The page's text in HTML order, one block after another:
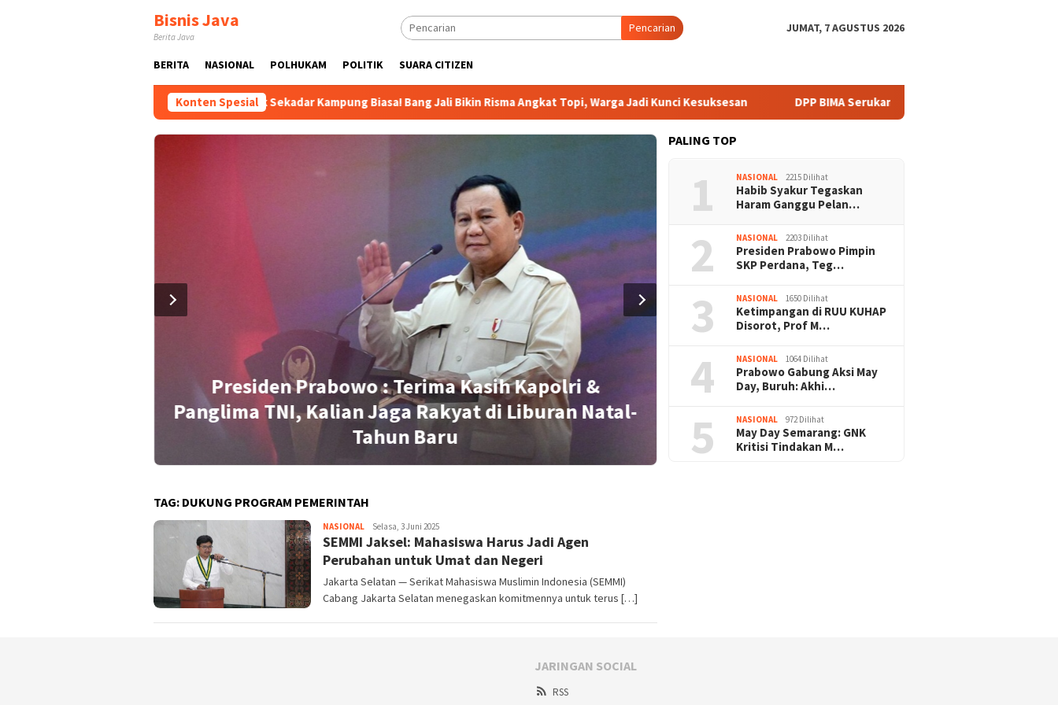
Bisnis Java
Berita Java
Pencarian JUMAT, 7 AGUSTUS 2026
BERITA NASIONAL POLHUKAM POLITIK SUARA CITIZEN
Konten SpesialTak Sekadar Kampung Biasa! Bang Jali Bikin Risma Angkat Topi, Warga Jadi Kunci Kesuksesan DPP BIMA Serukan Mitigasi Karhutla Harus Libatkan
Presiden Prabowo : Terima Kasih Kapolri &
Panglima TNI, Kalian Jaga Rakyat di Liburan Natal-
Tahun Baru
Pengamanan Natal & Mudik Nataru
Sukses, Umat Kristiani Apresiasi :
TAG: DUKUNG PROGRAM PEMERINTAH
NASIONAL Redaktur
Selasa, 3 Juni 2025
SEMMI Jaksel: Mahasiswa Harus Jadi Agen
Perubahan untuk Umat dan Negeri
Jakarta Selatan — Serikat Mahasiswa Muslimin Indonesia (SEMMI)
Cabang Jakarta Selatan menegaskan komitmennya untuk terus […]
PALING TOP
1 NASIONAL 2215 Dilihat
Habib Syakur Tegaskan
Haram Ganggu Pelan…
2 NASIONAL 2203 Dilihat
Presiden Prabowo Pimpin
SKP Perdana, Teg…
3 NASIONAL 1650 Dilihat
Ketimpangan di RUU KUHAP
Disorot, Prof M…
4 NASIONAL 1064 Dilihat
Prabowo Gabung Aksi May
Day, Buruh: Akhi…
5 NASIONAL 972 Dilihat
May Day Semarang: GNK
Kritisi Tindakan M…
JARINGAN SOCIAL
RSS